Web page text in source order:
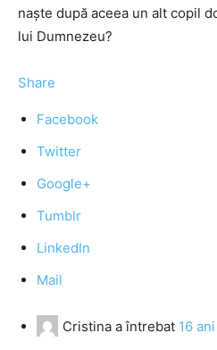
naşte după aceea un alt copil
lui Dumnezeu?
Share
Facebook
Twitter
Google+
Tumblr
LinkedIn
Mail
Cristina a întrebat 16